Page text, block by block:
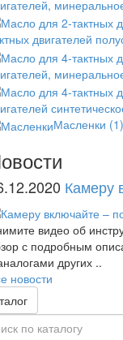
двигателей
Масленки (1)
Камеру
видео об
с подробным
других ..
новости